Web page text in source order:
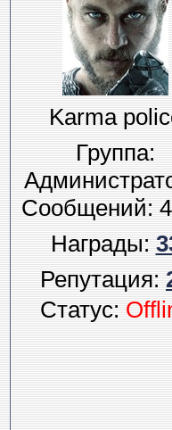
Karma
Группа:
Сообщений:
Награды:
Репутация:
Статус: